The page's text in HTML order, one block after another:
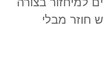
חוזר מבלי